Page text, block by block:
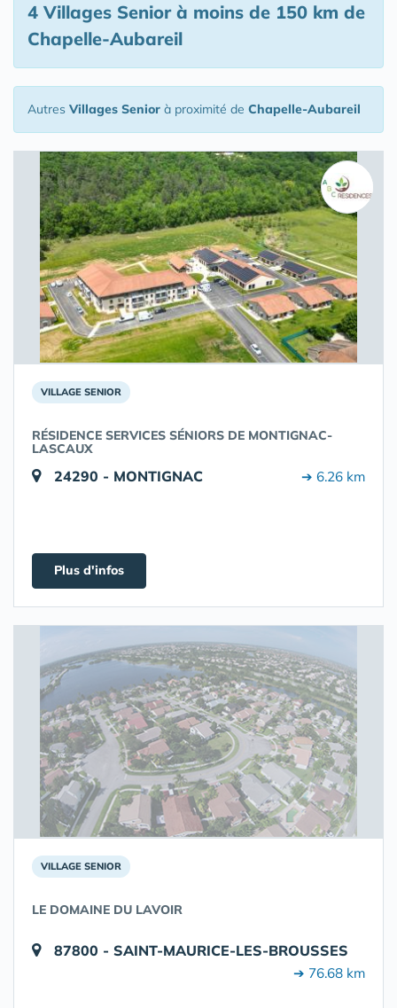
4 Villages Seniorà moins de 150 km de
Chapelle-Aubareil
Autres Villages Senior à proximité de Chapelle-Aubareil
VILLAGE SENIOR
RÉSIDENCE SERVICES SÉNIORS DE MONTIGNAC-
LASCAUX
24290 - MONTIGNAC ➔ 6.26 km
Plus d'infos
VILLAGE SENIOR
LE DOMAINE DU LAVOIR
87800 - SAINT-MAURICE-LES-BROUSSES
➔ 76.68 km